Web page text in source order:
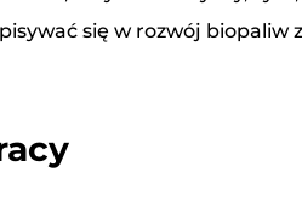
się w rozwój biopaliw